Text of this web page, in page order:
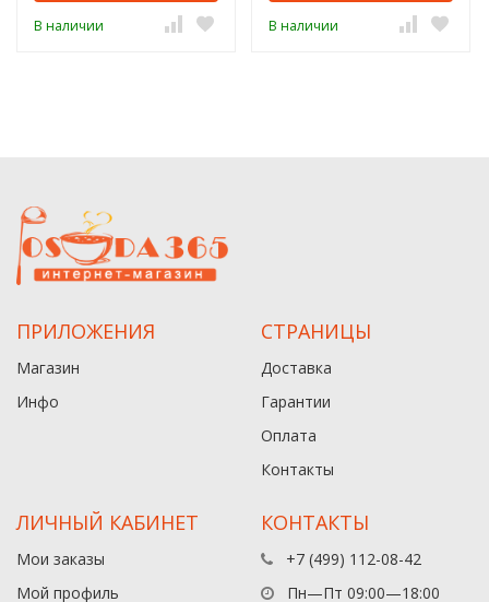
В наличии В наличии
ПРИЛОЖЕНИЯ
Магазин
Инфо
СТРАНИЦЫ
Доставка
Гарантии
Оплата
Контакты
ЛИЧНЫЙ КАБИНЕТ
Мои заказы
Мой профиль
КОНТАКТЫ
+7 (499) 112-08-42
Пн—Пт 09:00—18:00